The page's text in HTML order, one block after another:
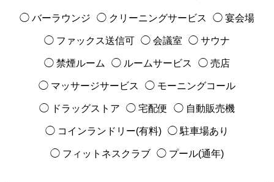
◯ バーラウンジ ◯ クリーニングサービス ◯ 宴会場
◯ ファックス送信可 ◯ 会議室 ◯ サウナ
◯ 禁煙ルーム ◯ ルームサービス ◯ 売店
◯ マッサージサービス ◯ モーニングコール
◯ ドラッグストア ◯ 宅配便 ◯ 自動販売機
◯ コインランドリー(有料) ◯ 駐車場あり
◯ フィットネスクラブ ◯ プール(通年)